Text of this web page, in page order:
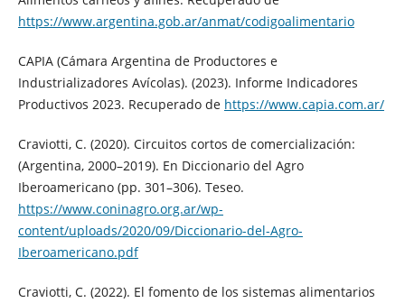
https://www.argentina.gob.ar/anmat/codigoalimentario
CAPIA (Cámara Argentina de Productores e
Industrializadores Avícolas). (2023). Informe Indicadores
Productivos 2023. Recuperado de https://www.capia.com.ar/
Craviotti, C. (2020). Circuitos cortos de comercialización:
(Argentina, 2000–2019). En Diccionario del Agro
Iberoamericano (pp. 301–306). Teseo.
https://www.coninagro.org.ar/wp-
content/uploads/2020/09/Diccionario-del-Agro-
Iberoamericano.pdf
Craviotti, C. (2022). El fomento de los sistemas alimentarios